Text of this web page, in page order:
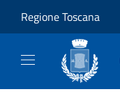
Regione Toscana